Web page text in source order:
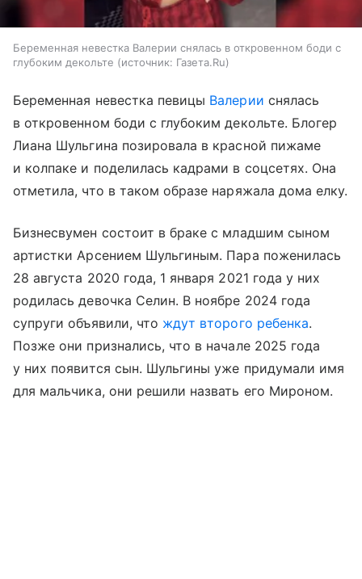
Беременная невестка Валерии снялась в откровенном боди с
глубоким декольте
источник: Газета.Ru
Беременная невестка певицы Валерии снялась
в откровенном боди с глубоким декольте. Блогер
Лиана Шульгина позировала в красной пижаме
и колпаке и поделилась кадрами в соцсетях. Она
отметила, что в таком образе наряжала дома елку.
Бизнесвумен состоит в браке с младшим сыном
артистки Арсением Шульгиным. Пара поженилась
28 августа 2020 года, 1 января 2021 года у них
родилась девочка Селин. В ноябре 2024 года
супруги объявили, что ждут второго ребенка.
Позже они признались, что в начале 2025 года
у них появится сын. Шульгины уже придумали имя
для мальчика, они решили назвать его Мироном.